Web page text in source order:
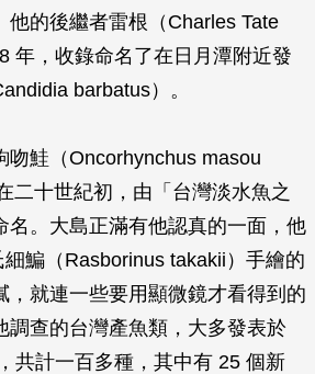
他的後繼者雷根（Charles Tate
年，收錄命名了在日月潭附近發
barbatus）。
吻鮭（Oncorhynchus masou
二十世紀初，由「台灣淡水魚之
名。大島正滿有他認真的一面，他
鯿（ Rasborinus takakii ）手繪的
，就連一些要用顯微鏡才看得到的
調查的台灣產魚類，大多發表於
共計一百多種，其中有 25 個新